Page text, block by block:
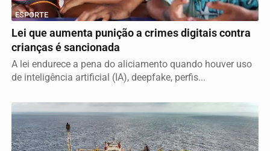
ESPORTE
Lei que aumenta punição a crimes digitais contra
crianças é sancionada
A lei endurece a pena do aliciamento quando houver uso
de inteligência artificial (IA), deepfake, perfis...